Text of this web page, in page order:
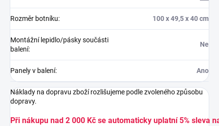
Rozměr botníku: 100 x 49,5 x 40 cm
Montážní lepidlo/pásky součásti
balení:
Ne
Panely v balení: Ano
Náklady na dopravu zboží rozlišujeme podle zvoleného způsobu
dopravy.
Při nákupu nad 2 000 Kč se automaticky uplatní 5% sleva